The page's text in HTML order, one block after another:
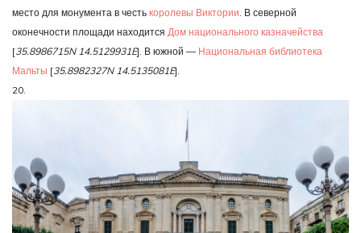
место для монумента в честь королевы Виктории . В северной
оконечности площади находится Дом национального казначейства
[35.8986715N 14.5129931E]. В южной — Национальная библиотека
Мальты [35.8982327N 14.5135081E].
20.